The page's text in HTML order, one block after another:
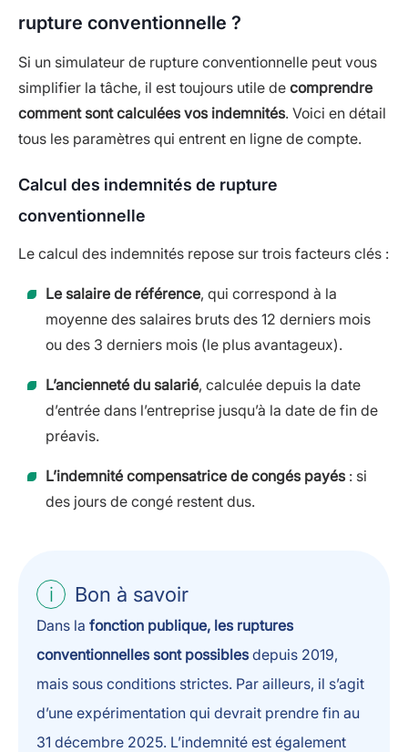
rupture conventionnelle ?
Si un simulateur de rupture conventionnelle peut vous
simplifier la tâche, il est toujours utile de comprendre
comment sont calculées vos indemnités. Voici en détail
tous les paramètres qui entrent en ligne de compte.
Calcul des indemnités de rupture
conventionnelle
Le calcul des indemnités repose sur trois facteurs clés :
Le salaire de référence, qui correspond à la
moyenne des salaires bruts des 12 derniers mois
ou des 3 derniers mois (le plus avantageux).
L’ancienneté du salarié, calculée depuis la date
d’entrée dans l’entreprise jusqu’à la date de fin de
préavis.
L’indemnité compensatrice de congés payés: si
des jours de congé restent dus.
Bon à savoir
Dans la fonction publique, les ruptures
conventionnelles sont possiblesdepuis 2019,
mais sous conditions strictes. Par ailleurs, il s’agit
d’une expérimentation qui devrait prendre fin au
31 décembre 2025. L’indemnité est également